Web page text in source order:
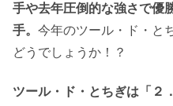
手や去年圧倒的な強さで優
手。 今年のツール・ド・と
どうでしょうか！？
ツール・ド・とちぎは「２